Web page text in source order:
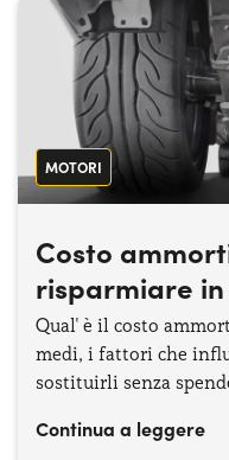
MOTORI
Costo
risparmiare
Qual' è il costo
medi, i fattori che
sostituirli senza
Continua a leggere